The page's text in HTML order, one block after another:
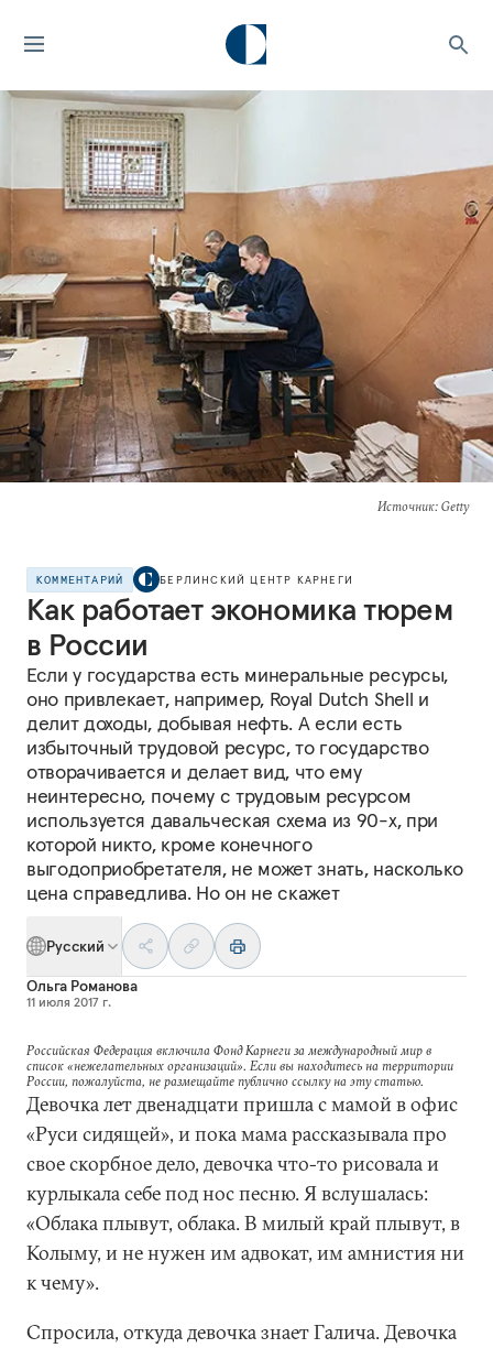
Источник: Getty
КОММЕНТАРИЙ БЕРЛИНСКИЙ ЦЕНТР КАРНЕГИ
Как работает экономика тюрем
в России
Если у государства есть минеральные ресурсы,
оно привлекает, например, Royal Dutch Shell и
делит доходы, добывая нефть. А если есть
избыточный трудовой ресурс, то государство
отворачивается и делает вид, что ему
неинтересно, почему с трудовым ресурсом
используется давальческая схема из 90-х, при
которой никто, кроме конечного
выгодоприобретателя, не может знать, насколько
цена справедлива. Но он не скажет
Русский
Ольга Романова
11 июля 2017 г.
Российская Федерация включила Фонд Карнеги за международный мир в
список «нежелательных организаций». Если вы находитесь на территории
России, пожалуйста, не размещайте публично ссылку на эту статью.
Девочка лет двенадцати пришла с мамой в офис
«Руси сидящей», и пока мама рассказывала про
свое скорбное дело, девочка что-то рисовала и
курлыкала себе под нос песню. Я вслушалась:
«Облака плывут, облака. В милый край плывут, в
Колыму, и не нужен им адвокат, им амнистия ни
к чему».
Спросила, откуда девочка знает Галича. Девочка